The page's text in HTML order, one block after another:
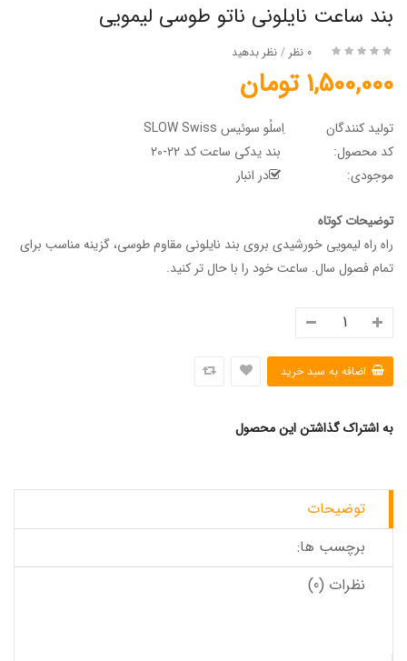
بند ساعت نایلونی ناتو طوسی لیمویی
0 نظر / نظر بدهید
1,500,000 تومان
تولید کنندگان
اِسلُو سوئیس SLOW Swiss
کد محصول:
بند یدکی ساعت کد 22-20
موجودی:
در انبار
توضیحات کوتاه
راه راه لیمویی خورشیدی بروی بند نایلونی مقاوم طوسی، گزینه مناسب برای
تمام فصول سال. ساعت خود را با حال تر کنید.
به اشتراک گذاشتن این محصول
توضیحات
برچسب ها:
نظرات (0)